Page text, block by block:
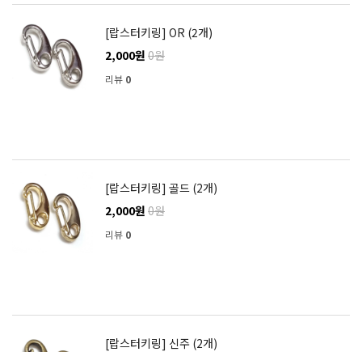
[랍스터키링] OR (2개)
2,000원 0원
리뷰 0
[랍스터키링] 골드 (2개)
2,000원 0원
리뷰 0
[랍스터키링] 신주 (2개)